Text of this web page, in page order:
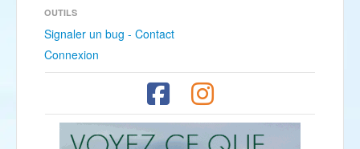
OUTILS
Signaler un bug - Contact
Connexion